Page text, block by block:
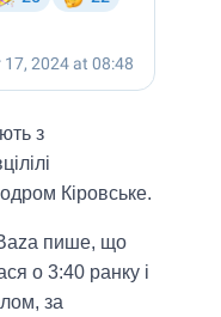
з
Кіровське.
пише, що
о 3:40 ранку і
за